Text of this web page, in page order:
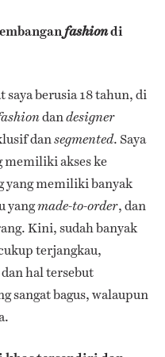
fashiondi
saya berusia 18 tahun, di
dandesigner
dansegmented. Saya
memiliki akses ke
yang memiliki banyak
yangmade-to-order, dan
Kini, sudah banyak
terjangkau,
dan hal tersebut
sangat bagus, walaupun